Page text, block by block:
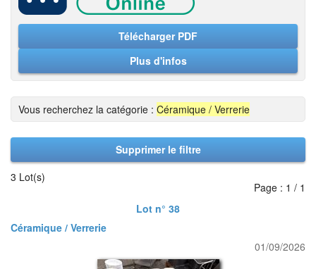
Télécharger PDF
Plus d'infos
Vous recherchez la catégorie : Céramique / Verrerie
Supprimer le filtre
3 Lot(s)
Page : 1 / 1
Lot n° 38
Céramique / Verrerie
01/09/2026